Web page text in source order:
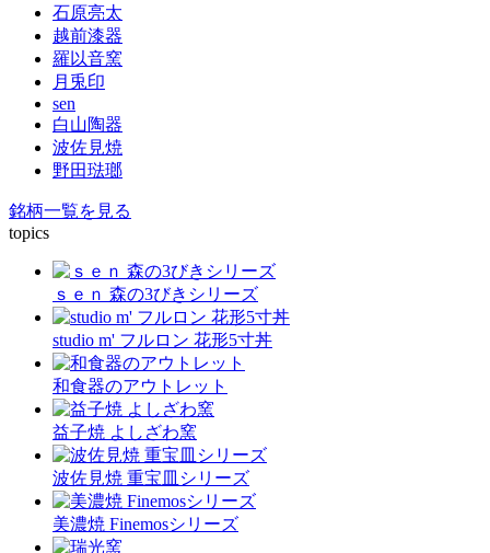
石原亮太
越前漆器
羅以音窯
月兎印
sen
白山陶器
波佐見焼
野田琺瑯
銘柄一覧を見る
topics
ｓｅｎ 森の3びきシリーズ
studio m' フルロン 花形5寸丼
和食器のアウトレット
益子焼 よしざわ窯
波佐見焼 重宝皿シリーズ
美濃焼 Finemosシリーズ